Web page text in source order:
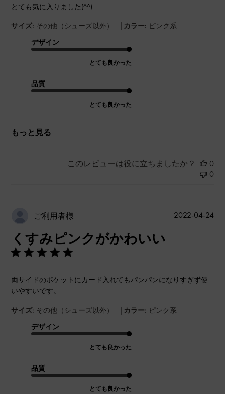
とても気に入りました(^^)
サイズ: その他（シューズ以外） | カラー: ピンク系
デザイン
とても良かった
品質
とても良かった
もっと見る
このレビューは役に立ちましたか？
0
0
ご利用者様
くすみピンクがかわいい
両サイドのポケットにカード入れてもパンパンになりすぎず使
いやすいです。
サイズ: その他（シューズ以外） | カラー: ピンク系
デザイン
とても良かった
品質
とても良かった
公
2022-04-24